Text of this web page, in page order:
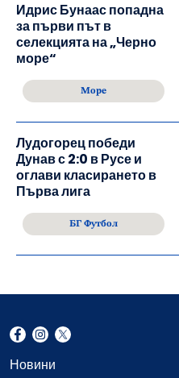
Идрис Бунаас попадна
за първи път в
селекцията на „Черно
море“
Море
Лудогорец победи
Дунав с 2:0 в Русе и
оглави класирането в
Първа лига
БГ Футбол
Новини